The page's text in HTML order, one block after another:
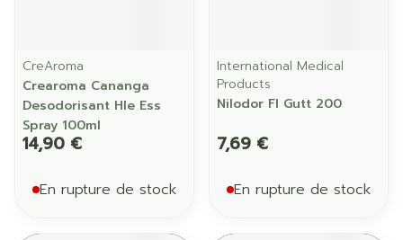
CreAroma
Crearoma Cananga
Desodorisant Hle Ess
Spray 100ml
14,90 €
En rupture de stock
International Medical
Products
Nilodor Fl Gutt 200
7,69 €
En rupture de stock